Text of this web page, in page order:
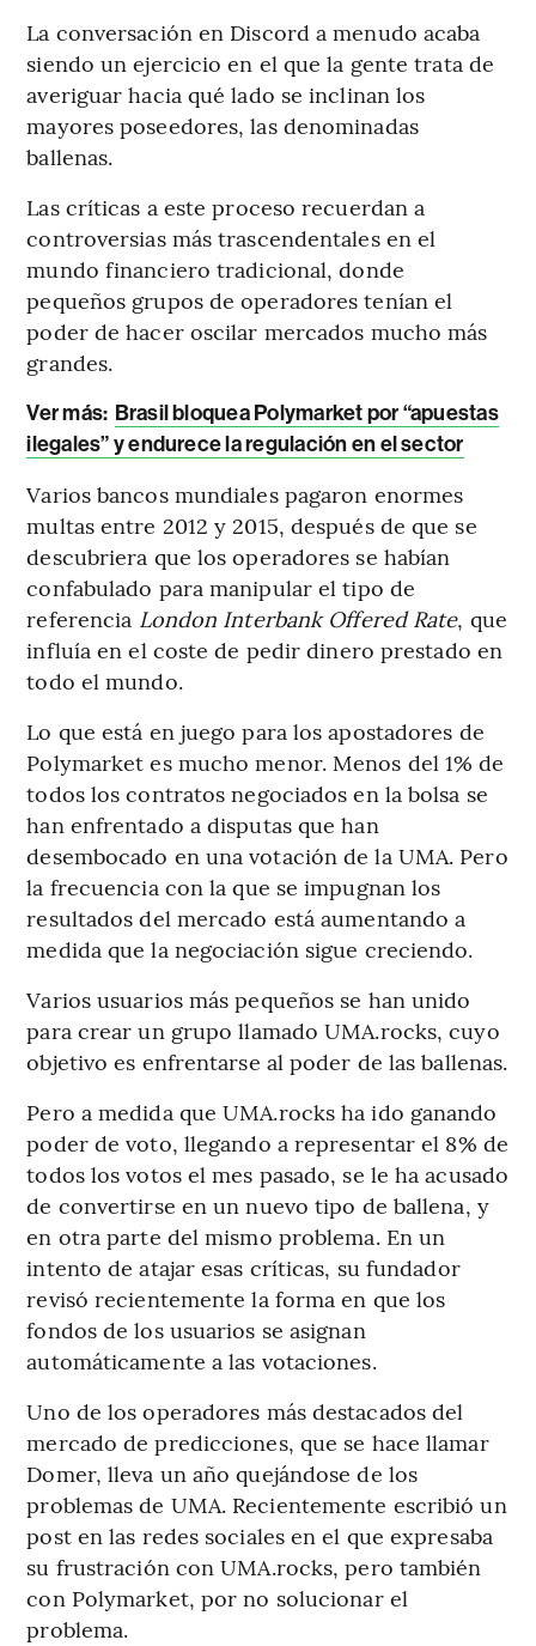
La conversación en Discord a menudo acaba
siendo un ejercicio en el que la gente trata de
averiguar hacia qué lado se inclinan los
mayores poseedores, las denominadas
ballenas.
Las críticas a este proceso recuerdan a
controversias más trascendentales en el
mundo financiero tradicional, donde
pequeños grupos de operadores tenían el
poder de hacer oscilar mercados mucho más
grandes.
Ver más: Brasil bloquea Polymarket por “apuestas
ilegales” y endurece la regulación en el sector
Varios bancos mundiales pagaron enormes
multas entre 2012 y 2015, después de que se
descubriera que los operadores se habían
confabulado para manipular el tipo de
referencia London Interbank Offered Rate, que
influía en el coste de pedir dinero prestado en
todo el mundo.
Lo que está en juego para los apostadores de
Polymarket es mucho menor. Menos del 1% de
todos los contratos negociados en la bolsa se
han enfrentado a disputas que han
desembocado en una votación de la UMA. Pero
la frecuencia con la que se impugnan los
resultados del mercado está aumentando a
medida que la negociación sigue creciendo.
Varios usuarios más pequeños se han unido
para crear un grupo llamado UMA.rocks, cuyo
objetivo es enfrentarse al poder de las ballenas.
Pero a medida que UMA.rocks ha ido ganando
poder de voto, llegando a representar el 8% de
todos los votos el mes pasado, se le ha acusado
de convertirse en un nuevo tipo de ballena, y
en otra parte del mismo problema. En un
intento de atajar esas críticas, su fundador
revisó recientemente la forma en que los
fondos de los usuarios se asignan
automáticamente a las votaciones.
Uno de los operadores más destacados del
mercado de predicciones, que se hace llamar
Domer, lleva un año quejándose de los
problemas de UMA. Recientemente escribió un
post en las redes sociales en el que expresaba
su frustración con UMA.rocks, pero también
con Polymarket, por no solucionar el
problema.